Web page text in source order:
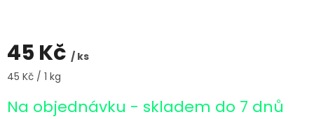
45 Kč / ks
Měrná
45 Kč / 1 kg
Na objednávku - skladem do 7 dnů